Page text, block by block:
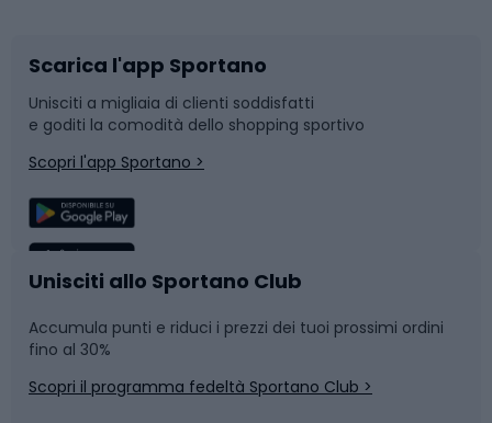
Bushcraft
Corsa
Sport di squadra
Caschi da ciclismo
Skitouring
Slitte e slittini
Snowboard
Camminata nordica
Nuoto
Pattinaggio
Scarica l'app Sportano
Unisciti a migliaia di clienti soddisfatti
e goditi la comodità dello shopping sportivo
Scopri l'app Sportano >
Unisciti allo Sportano Club
Accumula punti e riduci i prezzi dei tuoi prossimi ordini
fino al 30%
Scopri il programma fedeltà Sportano Club >